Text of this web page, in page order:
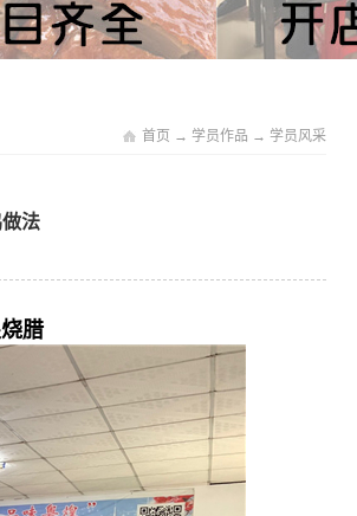
首页 → 学员作品 → 学员风采
法
腊